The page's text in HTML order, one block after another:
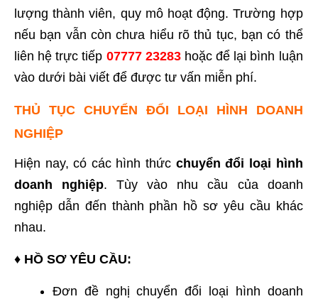
lượng thành viên, quy mô hoạt động. Trường hợp
nếu bạn vẫn còn chưa hiểu rõ thủ tục, bạn có thể
liên hệ trực tiếp 07777 23283hoặc để lại bình luận
vào dưới bài viết để được tư vấn miễn phí.
THỦ TỤC CHUYỂN ĐỔI LOẠI HÌNH DOANH
NGHIỆP
Hiện nay, có các hình thức chuyển đổi loại hình
doanh nghiệp. Tùy vào nhu cầu của doanh
nghiệp dẫn đến thành phần hồ sơ yêu cầu khác
nhau.
♦ HỒ SƠ YÊU CẦU:
Đơn đề nghị chuyển đổi loại hình doanh